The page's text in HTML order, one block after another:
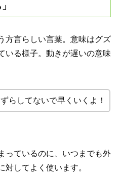
方言らしい言葉。意味はグズ
いる様子。動きが遅いの意味
らしてないで早くいくよ！
っているのに、いつまでも外
対してよく使います。